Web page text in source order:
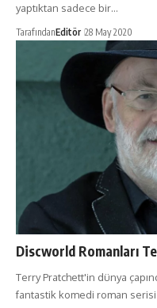
yaptıktan sadece bir…
TarafındanEditör 28 May 2020
Discworld Romanları
Terry Pratchett'in dünya
fantastik komedi roman